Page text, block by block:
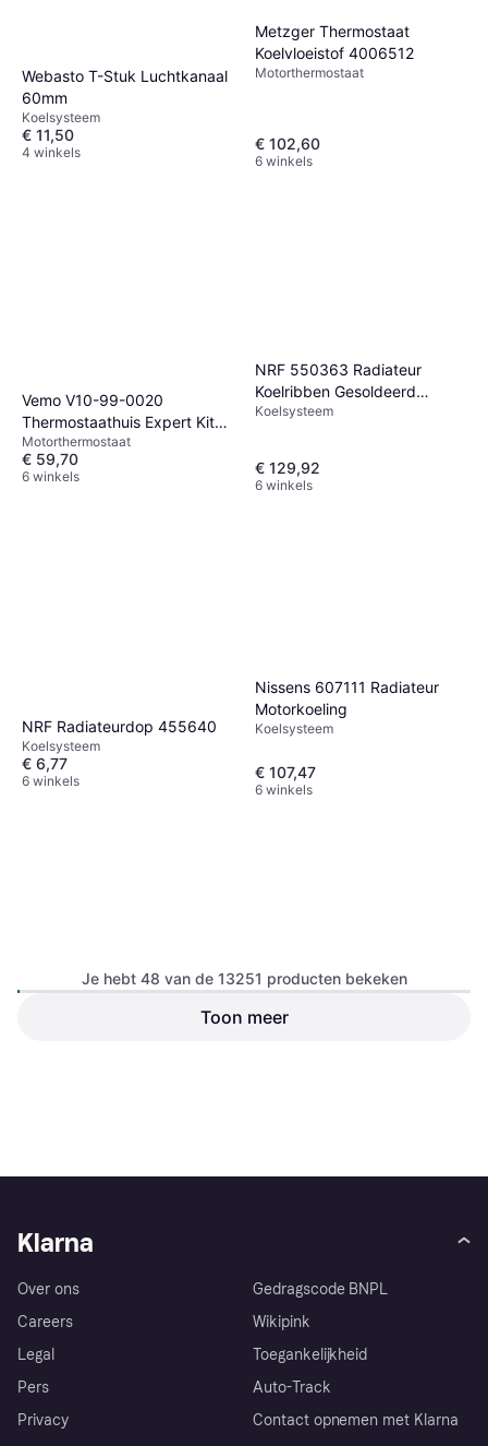
Webasto T-Stuk Luchtkanaal
60mm
Koelsysteem
€ 11,50
4 winkels
Metzger Thermostaat
Koelvloeistof 4006512
Motorthermostaat
€ 102,60
6 winkels
Vemo V10-99-0020
Thermostaathuis Expert Kits
Met Pakking
Motorthermostaat
€ 59,70
6 winkels
NRF 550363 Radiateur
Koelribben Gesoldeerd
Aluminium
Koelsysteem
€ 129,92
6 winkels
NRF Radiateurdop 455640
Koelsysteem
€ 6,77
6 winkels
Nissens 607111 Radiateur
Motorkoeling
Koelsysteem
€ 107,47
6 winkels
Vemo Älkähler Lenkung
Je hebt 48 van de 13251 producten bekeken
Toon meer
Klarna
Over ons
Careers
Legal
Pers
Privacy
Gedragscode BNPL
Wikipink
Toegankelijkheid
Auto-Track
Contact opnemen met Klarna